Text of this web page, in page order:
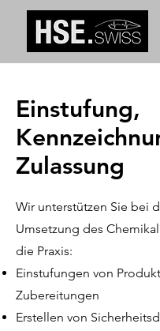
Einstufung,
Zulassung
Wir unterstützen Sie bei
Umsetzung des
die Praxis:
Einstufungen von
Zubereitungen
Erstellen von